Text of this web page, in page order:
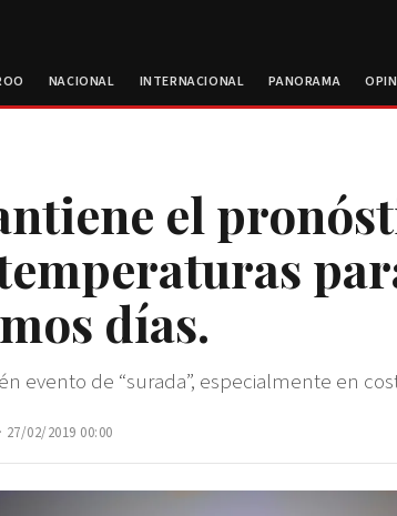
NACIONAL INTERNACIONAL PANORAMA
el
días.
evento de “surada”, especialmente en
· 27/02/2019 00:00